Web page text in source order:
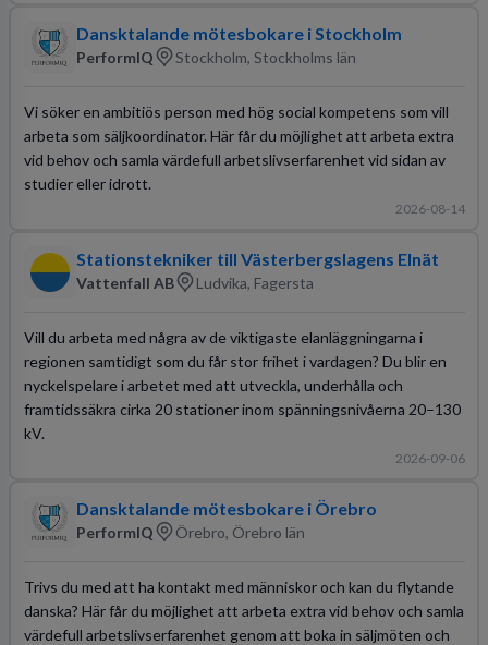
Dansktalande mötesbokare i Stockholm
PerformIQ Stockholm, Stockholms län
Vi söker en ambitiös person med hög social kompetens som vill
arbeta som säljkoordinator. Här får du möjlighet att arbeta extra
vid behov och samla värdefull arbetslivserfarenhet vid sidan av
studier eller idrott.
2026-08-14
Stationstekniker till Västerbergslagens Elnät
Vattenfall AB Ludvika, Fagersta
Vill du arbeta med några av de viktigaste elanläggningarna i
regionen samtidigt som du får stor frihet i vardagen? Du blir en
nyckelspelare i arbetet med att utveckla, underhålla och
framtidssäkra cirka 20 stationer inom spänningsnivåerna 20–130
kV.
2026-09-06
Dansktalande mötesbokare i Örebro
PerformIQ Örebro, Örebro län
Trivs du med att ha kontakt med människor och kan du flytande
danska? Här får du möjlighet att arbeta extra vid behov och samla
värdefull arbetslivserfarenhet genom att boka in säljmöten och